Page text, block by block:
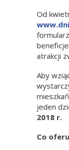
Od
atrakcji
Aby
jeden
2018 r.
Co